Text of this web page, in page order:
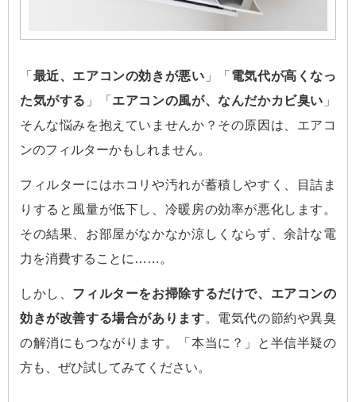
「 最近、エアコンの効きが悪い 」「 電気代が高くなっ
た気がする 」「 エアコンの風が、なんだかカビ臭い 」
そんな悩みを抱えていませんか？その原因は、エアコ
ンのフィルターかもしれません。
フィルターにはホコリや汚れが蓄積しやすく、目詰ま
りすると風量が低下し、冷暖房の効率が悪化します。
その結果、お部屋がなかなか涼しくならず、余計な電
力を消費することに……。
しかし、 フィルターをお掃除するだけで、エアコンの
効きが改善する場合があります。電気代の節約や異臭
の解消にもつながります。「本当に？」と半信半疑の
方も、ぜひ試してみてください。